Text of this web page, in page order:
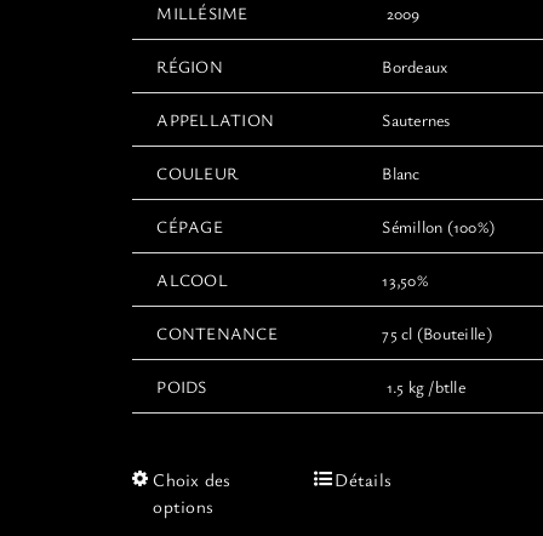
MILLÉSIME 2009
RÉGION Bordeaux
APPELLATION Sauternes
COULEUR Blanc
CÉPAGE Sémillon (100%)
ALCOOL 13,50%
CONTENANCE 75 cl (Bouteille)
POIDS 1.5 kg /btlle
Choix des
options
CeDétails